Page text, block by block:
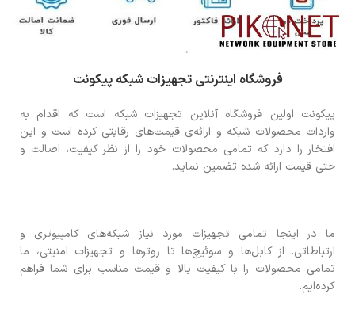
فروشگاه اینترنتی تجهیزات شبکه پیکونت
پیکونت اولین فروشگاه آنلاین تجهیزات شبکه است که اقدام به
واردات محصولات شبکه و ارائه‌ی قیمت‌های رقابتی کرده است و این
افتخار را دارد که تمامی محصولات خود را از نظر کیفیت، اصالت و
حتی قیمت ارائه شده تضمین نماید.
ما در اینجا تمامی تجهیزات مورد نیاز شبکه‌های کامپیوتری و
ارتباطاتی. از کابل‌ها و سوئیچ‌ها تا روترها و تجهیزات امنیتی، ما
تمامی محصولات را با کیفیت بالا و قیمت مناسب برای شما فراهم
کرده‌ایم.